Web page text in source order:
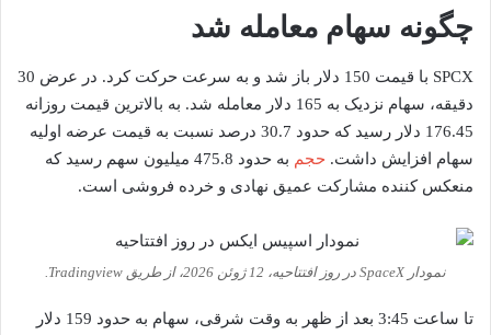
چگونه سهام معامله شد
SPCX با قیمت 150 دلار باز شد و به سرعت حرکت کرد. در عرض 30
دقیقه، سهام نزدیک به 165 دلار معامله شد. به بالاترین قیمت روزانه
176.45 دلار رسید که حدود 30.7 درصد نسبت به قیمت عرضه اولیه
سهام افزایش داشت. حجم
به حدود 475.8 میلیون سهم رسید که
منعکس کننده مشارکت عمیق نهادی و خرده فروشی است.
نمودار SpaceX در روز افتتاحیه، 12 ژوئن 2026، از طریق Tradingview.
تا ساعت 3:45 بعد از ظهر به وقت شرقی، سهام به حدود 159 دلار